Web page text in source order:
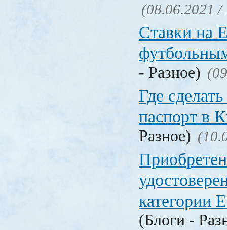
(08.06.2021 /
Ставки на
- Разное)
Где
паспорт в
Разное)
категории
(Блоги -